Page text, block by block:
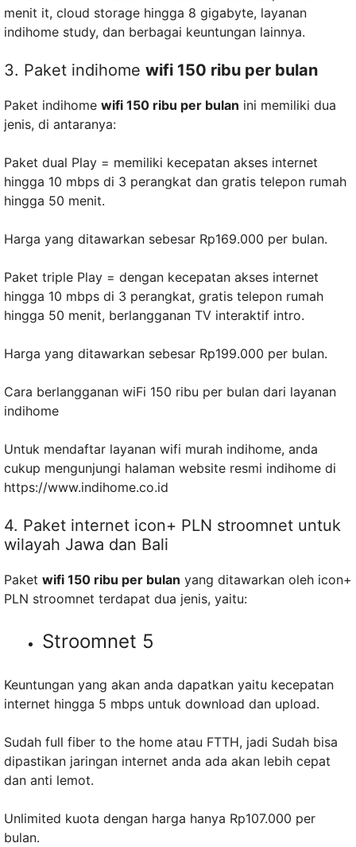
menit it, cloud storage hingga 8 gigabyte, layanan
indihome study, dan berbagai keuntungan lainnya.
3. Paket indihome wifi 150 ribu per bulan
Paket indihome wifi 150 ribu per bulan ini memiliki dua
jenis, di antaranya:
Paket dual Play = memiliki kecepatan akses internet
hingga 10 mbps di 3 perangkat dan gratis telepon rumah
hingga 50 menit.
Harga yang ditawarkan sebesar Rp169.000 per bulan.
Paket triple Play = dengan kecepatan akses internet
hingga 10 mbps di 3 perangkat, gratis telepon rumah
hingga 50 menit, berlangganan TV interaktif intro.
Harga yang ditawarkan sebesar Rp199.000 per bulan.
Cara berlangganan wiFi 150 ribu per bulan dari layanan
indihome
Untuk mendaftar layanan wifi murah indihome, anda
cukup mengunjungi halaman website resmi indihome di
https://www.indihome.co.id
4. Paket internet icon+ PLN stroomnet untuk
wilayah Jawa dan Bali
Paket wifi 150 ribu per bulan yang ditawarkan oleh icon+
PLN stroomnet terdapat dua jenis, yaitu:
Stroomnet 5
Keuntungan yang akan anda dapatkan yaitu kecepatan
internet hingga 5 mbps untuk download dan upload.
Sudah full fiber to the home atau FTTH, jadi Sudah bisa
dipastikan jaringan internet anda ada akan lebih cepat
dan anti lemot.
Unlimited kuota dengan harga hanya Rp107.000 per
bulan.